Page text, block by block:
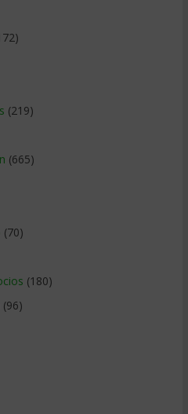
(219)
(665)
(70)
(180)
(96)